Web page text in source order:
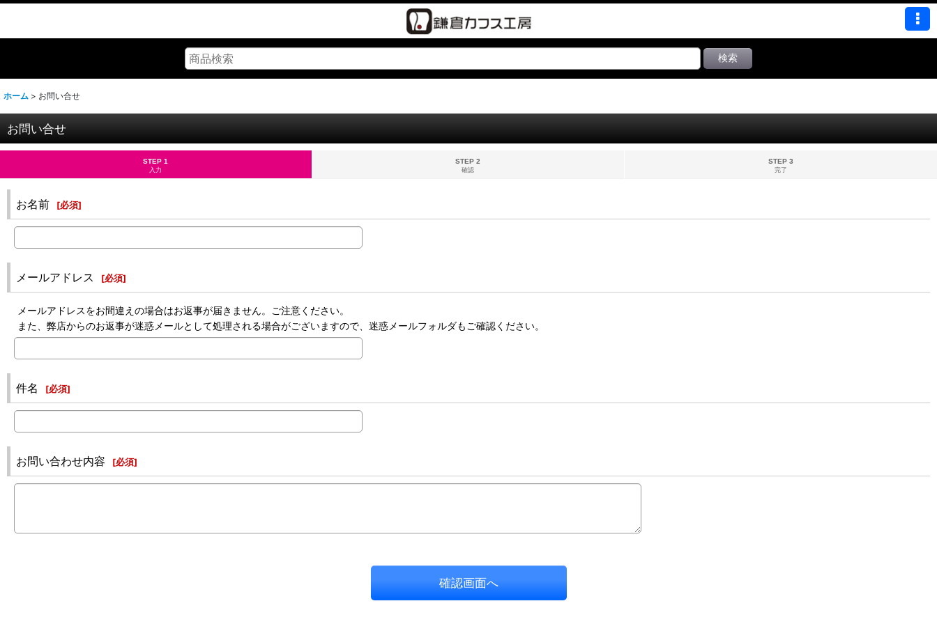
検索
ホーム > お問い合せ
お問い合せ
STEP 1
入力
STEP 2
確認
STEP 3
完了
お名前 [必須]
メールアドレス [必須]
メールアドレスをお間違えの場合はお返事が届きません。ご注意ください。
また、弊店からのお返事が迷惑メールとして処理される場合がございますので、迷惑メールフォルダもご確認ください。
件名 [必須]
お問い合わせ内容 [必須]
確認画面へ